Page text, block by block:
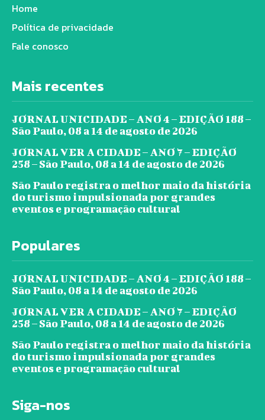
Home
Política de privacidade
Fale conosco
Mais recentes
JORNAL UNICIDADE – ANO 4 – EDIÇÃO 188 –
São Paulo, 08 a 14 de agosto de 2026
JORNAL VER A CIDADE – ANO 7 – EDIÇÃO
258 – São Paulo, 08 a 14 de agosto de 2026
São Paulo registra o melhor maio da história
do turismo impulsionada por grandes
eventos e programação cultural
Populares
JORNAL UNICIDADE – ANO 4 – EDIÇÃO 188 –
São Paulo, 08 a 14 de agosto de 2026
JORNAL VER A CIDADE – ANO 7 – EDIÇÃO
258 – São Paulo, 08 a 14 de agosto de 2026
São Paulo registra o melhor maio da história
do turismo impulsionada por grandes
eventos e programação cultural
Siga-nos